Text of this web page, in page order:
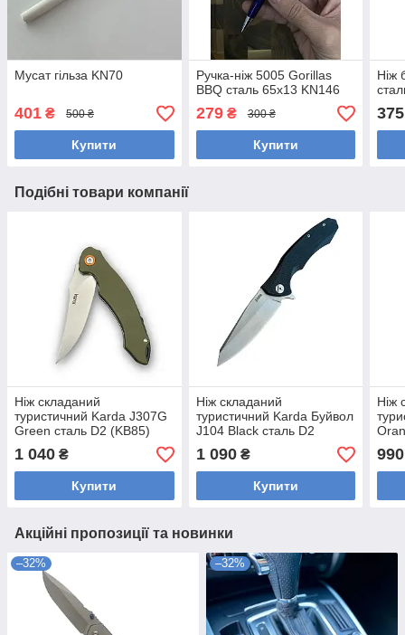
Мусат гільза KN70
401 ₴ 500 ₴
Купити
Ручка-ніж 5005 Gorillas
BBQ сталь 65х13 KN146
279₴ 300 ₴
Купити
Ніж
375
Подібні товари компанії
Ніж складаний
туристичний Karda J307G
Green сталь D2 (KB85)
1 040 ₴
Купити
Ніж складаний
туристичний Karda Буйвол
J104 Black сталь D2
1 090₴
Купити
Ніж
990
Акційні пропозиції та новинки
–32% –32%